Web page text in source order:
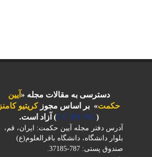
دسترسی به مقالات مجله «آیین
حکمت» بر اساس مجوزکریتیو کامنز
(
CC BY-NC) آزاد است.
آدرس دفتر مجله آیین حکمت: ایران، قم،
بلوار دانشگاه، دانشگاه باقرالعلوم(ع)
صندوق پستی: 787-37185.